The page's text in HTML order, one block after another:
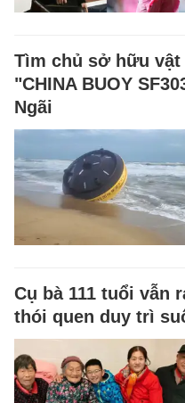
Tìm chủ sở hữu
"CHINA BUOY
Ngãi
Cụ bà 111 tuổi vẫn
thói quen duy trì